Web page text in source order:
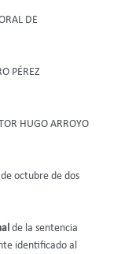
DE
PÉREZ
HUGO ARROYO
octubre de dos
de la sentencia
identificado al